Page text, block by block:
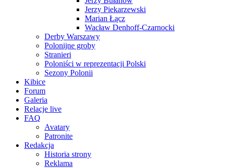
Jerzy Piekarzewski
Marian Łącz
Wacław Denhoff-Czarnocki
Derby Warszawy
Polonijne groby
Stranieri
Poloniści w reprezentacji Polski
Sezony Polonii
Kibice
Forum
Galeria
Relacje live
FAQ
Avatary
Patronite
Redakcja
Historia strony
Reklama